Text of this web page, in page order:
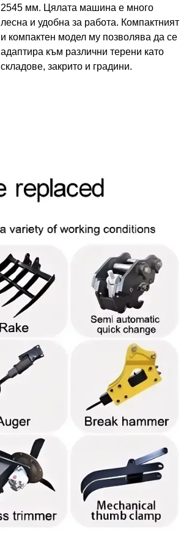
2545 мм. Цялата машина е много
лесна и удобна за работа. Компактният
и компактен модел му позволява да се
адаптира към различни терени като
складове, закрито и градини.